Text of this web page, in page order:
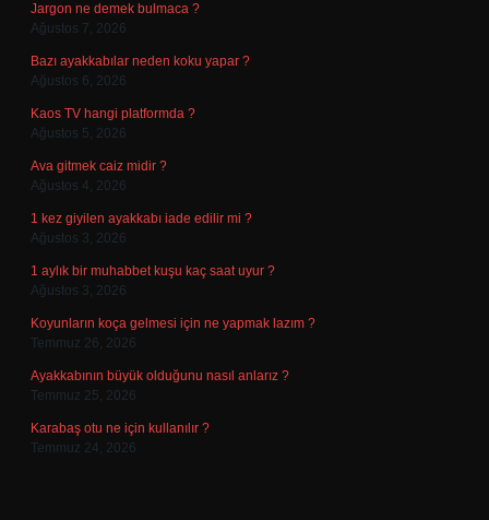
Jargon ne demek bulmaca ?
Ağustos 7, 2026
Bazı ayakkabılar neden koku yapar ?
Ağustos 6, 2026
Kaos TV hangi platformda ?
Ağustos 5, 2026
Ava gitmek caiz midir ?
Ağustos 4, 2026
1 kez giyilen ayakkabı iade edilir mi ?
Ağustos 3, 2026
1 aylık bir muhabbet kuşu kaç saat uyur ?
Ağustos 3, 2026
Koyunların koça gelmesi için ne yapmak lazım ?
Temmuz 26, 2026
Ayakkabının büyük olduğunu nasıl anlarız ?
Temmuz 25, 2026
Karabaş otu ne için kullanılır ?
Temmuz 24, 2026